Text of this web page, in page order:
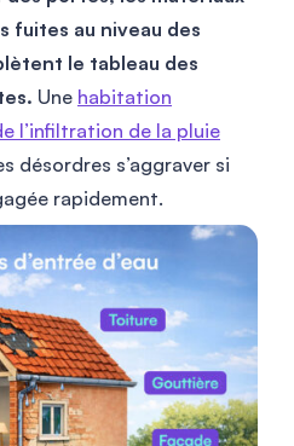
fuites au niveau des
le tableau des
Une habitation
l’infiltration de la pluie
désordres s’aggraver si
rapidement.